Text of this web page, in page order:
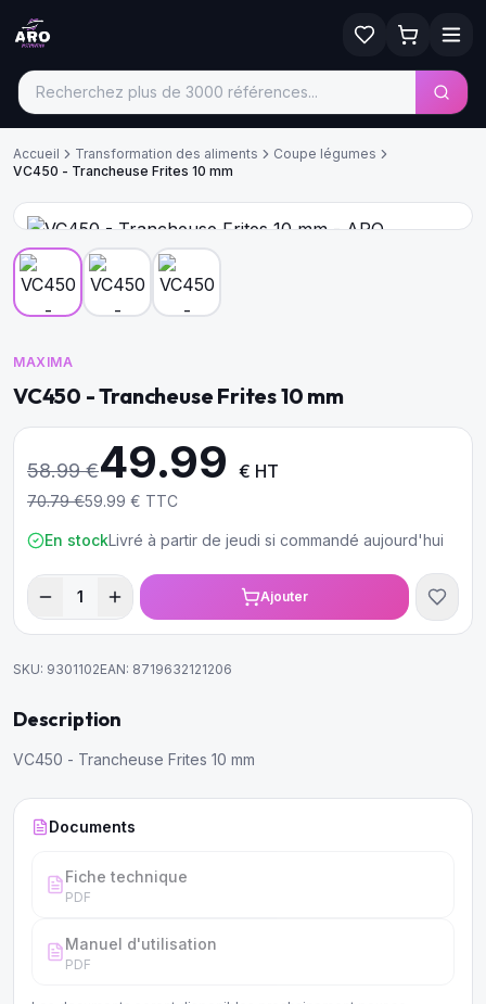
Accueil Transformation des aliments
Coupe légumes
VC450 - Trancheuse Frites 10 mm
MAXIMA
VC450 - Trancheuse Frites 10 mm
58.99€49.99 € HT
70.79€59.99 € TTC
En stockLivré à partir de jeudi si commandé aujourd'hui
1 Ajouter
SKU: 9301102EAN: 8719632121206
Description
VC450 - Trancheuse Frites 10 mm
Documents
Fiche technique
PDF
Manuel d'utilisation
PDF